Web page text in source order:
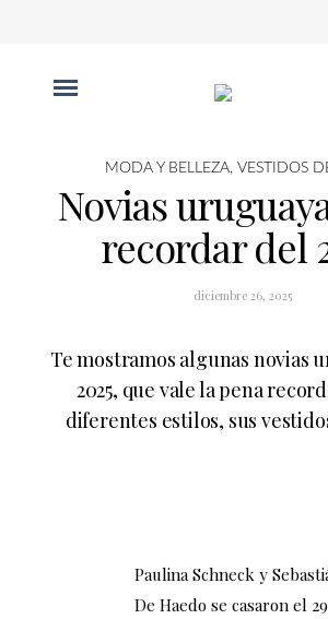
MODA Y BELLEZA, VESTIDOS
Novias
recordar del
diciembre 26, 2025
Te mostramos algunas novias
2025, que vale la pena
diferentes estilos, sus
Paulina Schneck y
De Haedo se casaron el